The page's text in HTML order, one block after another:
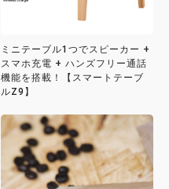
ミニテーブル1つでスピーカー +
スマホ充電 + ハンズフリー通話
機能を搭載！【スマートテーブ
ルZ9】